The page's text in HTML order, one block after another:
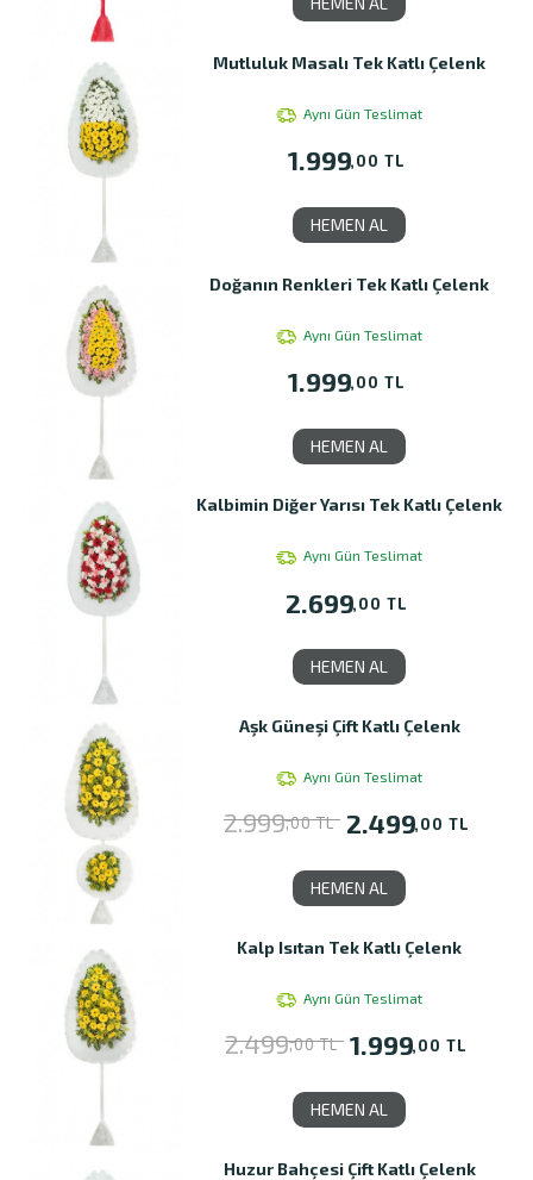
Mutluluk Masalı Tek Katlı Çelenk
Aynı Gün Teslimat
1.999,00 TL
HEMEN AL
Doğanın Renkleri Tek Katlı Çelenk
Aynı Gün Teslimat
1.999,00 TL
HEMEN AL
Kalbimin Diğer Yarısı Tek Katlı Çelenk
Aynı Gün Teslimat
2.699,00 TL
HEMEN AL
Aşk Güneşi Çift Katlı Çelenk
Aynı Gün Teslimat
2.999,00 TL 2.499,00 TL
HEMEN AL
Kalp Isıtan Tek Katlı Çelenk
Aynı Gün Teslimat
2.499,00 TL 1.999,00 TL
HEMEN AL
Huzur Bahçesi Çift Katlı Çelenk